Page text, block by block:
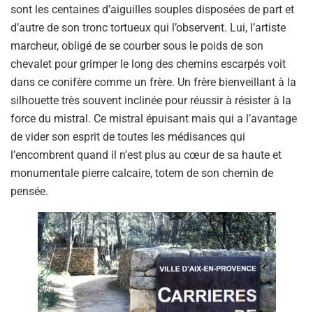
sont les centaines d’aiguilles souples disposées de part et
d’autre de son tronc tortueux qui l’observent. Lui, l’artiste
marcheur, obligé de se courber sous le poids de son
chevalet pour grimper le long des chemins escarpés voit
dans ce conifère comme un frère. Un frère bienveillant à la
silhouette très souvent inclinée pour réussir à résister à la
force du mistral. Ce mistral épuisant mais qui a l’avantage
de vider son esprit de toutes les médisances qui
l’encombrent quand il n’est plus au cœur de sa haute et
monumentale pierre calcaire, totem de son chemin de
pensée.